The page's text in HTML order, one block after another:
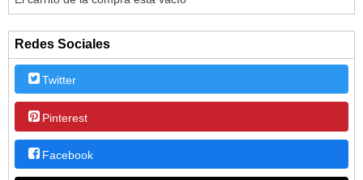
Redes Sociales
Twitter
Pinterest
Facebook